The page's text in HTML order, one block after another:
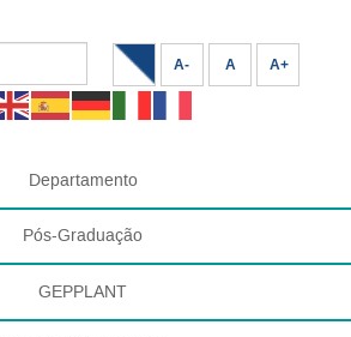
Legislação
Canais
A- A A+
Departamento
Pós-Graduação
GEPPLANT